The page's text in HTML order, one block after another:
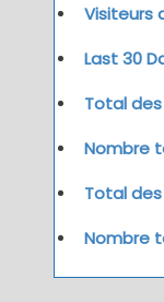
Visiteurs
Last 30
Total
Nombre
Total
Nombre